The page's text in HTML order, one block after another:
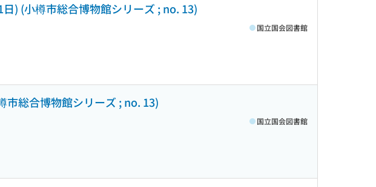
) (小樽市総合博物館シリーズ ; no. 13)
国立国会図書館
市総合博物館シリーズ ; no. 13)
国立国会図書館